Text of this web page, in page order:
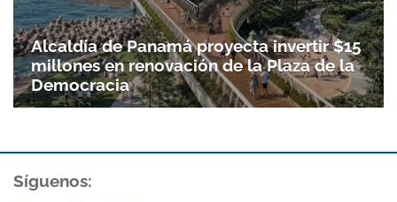
Alcaldía de Panamá proyecta invertir $15
millones en renovación de la Plaza de la
Democracia
Síguenos: